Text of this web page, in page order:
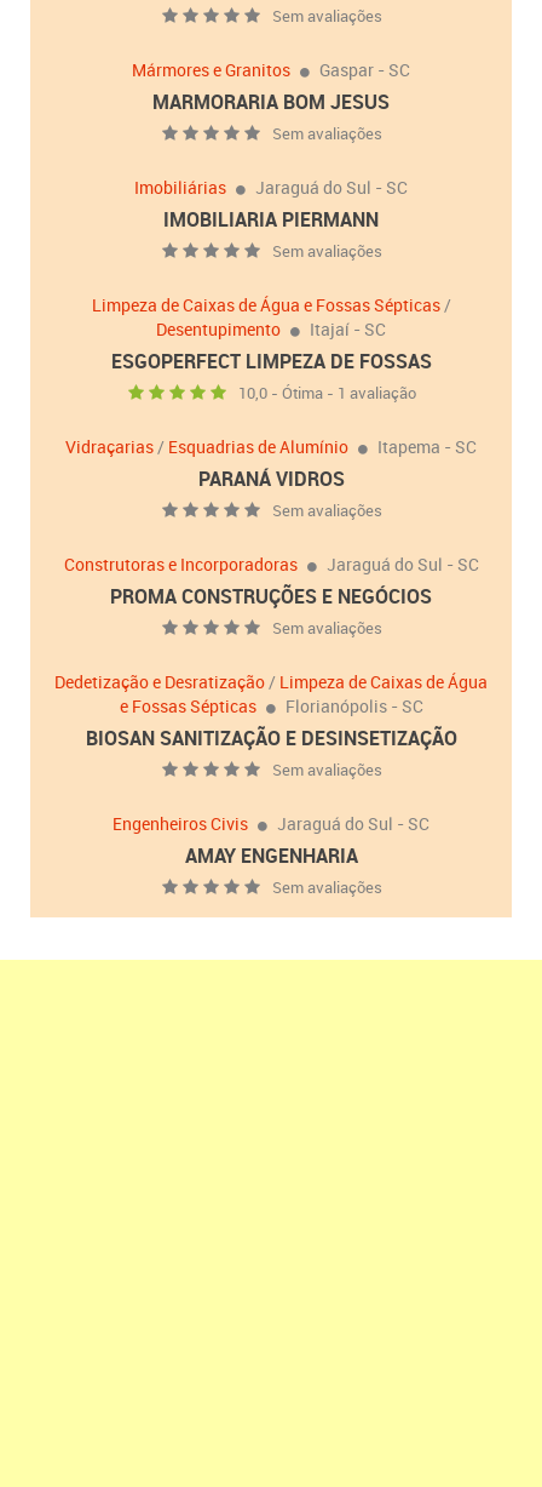
Sem avaliações
Mármores e Granitos Gaspar - SC
MARMORARIA BOM JESUS
Sem avaliações
Imobiliárias Jaraguá do Sul - SC
IMOBILIARIA PIERMANN
Sem avaliações
Limpeza de Caixas de Água e Fossas Sépticas/
Desentupimento
Itajaí - SC
ESGOPERFECT LIMPEZA DE FOSSAS
10,0 - Ótima - 1 avaliação
Vidraçarias/ Esquadrias de Alumínio Itapema - SC
PARANÁ VIDROS
Sem avaliações
Construtoras e Incorporadoras Jaraguá do Sul - SC
PROMA CONSTRUÇÕES E NEGÓCIOS
Sem avaliações
Dedetização e Desratização/ Limpeza de Caixas de Água
e Fossas Sépticas
Florianópolis - SC
BIOSAN SANITIZAÇÃO E DESINSETIZAÇÃO
Sem avaliações
Engenheiros Civis Jaraguá do Sul - SC
AMAY ENGENHARIA
Sem avaliações